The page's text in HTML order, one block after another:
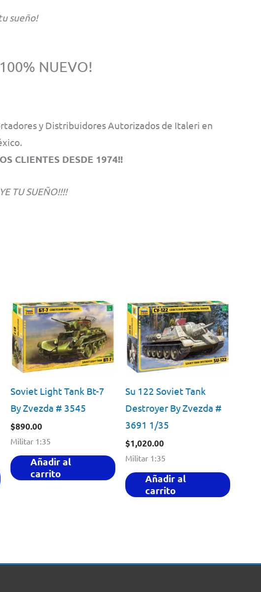
sueño!
NUEVO!
y Distribuidores Autorizados de Italeri en
CLIENTES DESDE 1974!!
TU SUEÑO!!!!
Soviet Light Tank Bt-7
By Zvezda # 3545
$890.00
Militar 1:35
Añadir al
carrito
Su 122 Soviet Tank
Destroyer By Zvezda #
3691 1/35
$1,020.00
Militar 1:35
Añadir al
carrito